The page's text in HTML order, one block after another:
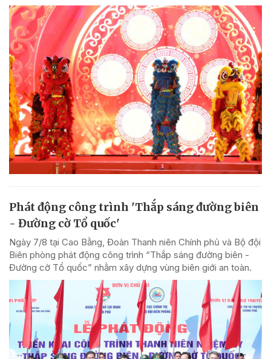
Phát động công trình 'Thắp sáng đường biên
- Đường cờ Tổ quốc'
Ngày 7/8 tại Cao Bằng, Đoàn Thanh niên Chính phủ và Bộ đội
Biên phòng phát động công trình “Thắp sáng đường biên -
Đường cờ Tổ quốc” nhằm xây dựng vùng biên giới an toàn.